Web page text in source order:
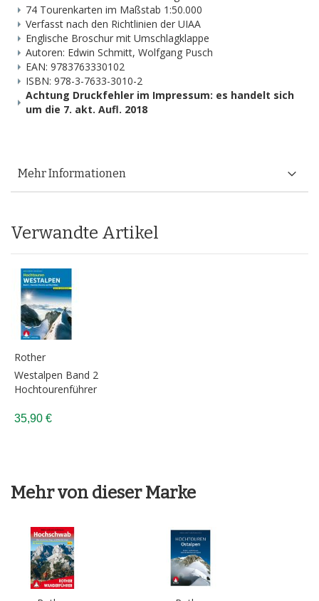
74 Tourenkarten im Maßstab 1:50.000
Verfasst nach den Richtlinien der UIAA
Englische Broschur mit Umschlagklappe
Autoren: Edwin Schmitt, Wolfgang Pusch
EAN: 9783763330102
ISBN: 978-3-7633-3010-2
Achtung Druckfehler im Impressum: es handelt sich
um die 7. akt. Aufl. 2018
Mehr Informationen
Verwandte Artikel
Rother
Westalpen Band 2
Hochtourenführer
35,90 €
Mehr von dieser Marke